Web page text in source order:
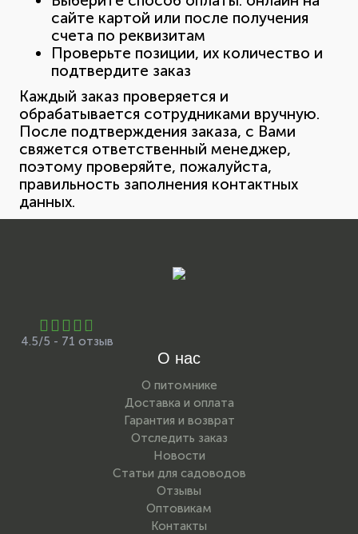
сайте картой или после получения
счета по реквизитам
Проверьте позиции, их количество и
подтвердите заказ
Каждый заказ проверяется и
обрабатывается сотрудниками вручную.
После подтверждения заказа, с Вами
свяжется ответственный менеджер,
поэтому проверяйте, пожалуйста,
правильность заполнения контактных
данных.
4.5/5 - 71 отзыв
О нас
О питомнике
Доставка и оплата
Гарантия и возврат
Отследить заказ
Новости
Статьи для садоводов
Отзывы
Оптовикам
Контакты